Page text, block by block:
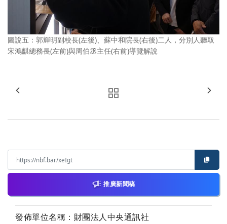
圖說五：郭輝明副校長(左後)、蘇中和院長(右後)二人，分別人聽取
宋鴻麒總務長(左前)與周伯丞主任(右前)導覽解說
推廣新聞稿
發佈單位名稱：財團法人中央通訊社